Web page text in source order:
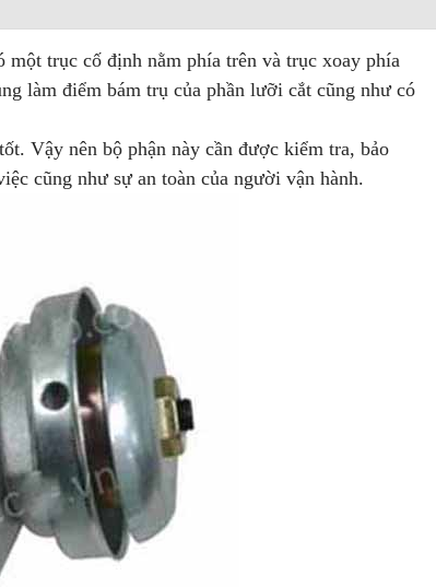
một trục cố định nằm phía trên và trục xoay phía
làm điểm bám trụ của phần lưỡi cắt cũng như có
Vậy nên bộ phận này cần được kiểm tra, bảo
cũng như sự an toàn của người vận hành.